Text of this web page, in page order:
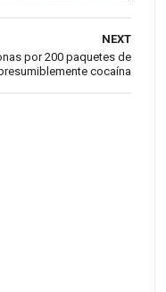
NEXT
por 200 paquetes de
cocaína